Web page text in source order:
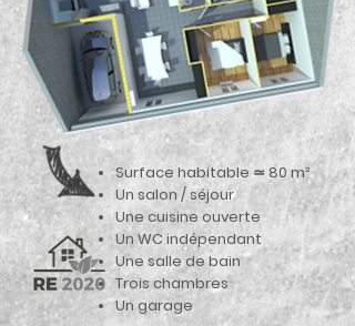
Surface habitable ≃ 80 m²
Un salon / séjour
Une cuisine ouverte
Un WC indépendant
Une salle de bain
Trois chambres
Un garage